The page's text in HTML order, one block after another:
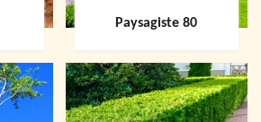
Paysagiste 80